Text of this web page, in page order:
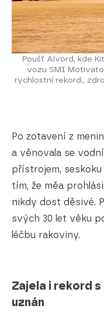
Poušť Alvord, kde
vozu SMI
rychlostní rekord.,
Po zotavení z
a věnovala se
přístrojem,
tím, že měa
nikdy dost děsivé.
svých 30 let věku
léčbu rakoviny.
Zajela i rekord
uznán